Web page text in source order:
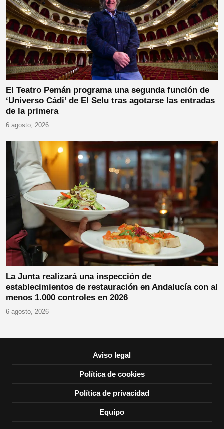
El Teatro Pemán programa una segunda función de
‘Universo Cádi’ de El Selu tras agotarse las entradas
de la primera
6 agosto, 2026
La Junta realizará una inspección de
establecimientos de restauración en Andalucía con al
menos 1.000 controles en 2026
6 agosto, 2026
Aviso legal
Política de cookies
Política de privacidad
Equipo